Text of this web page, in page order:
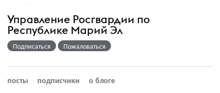
Управление Росгвардии по
Республике Марий Эл
Подписаться Пожаловаться
посты подписчики о блоге